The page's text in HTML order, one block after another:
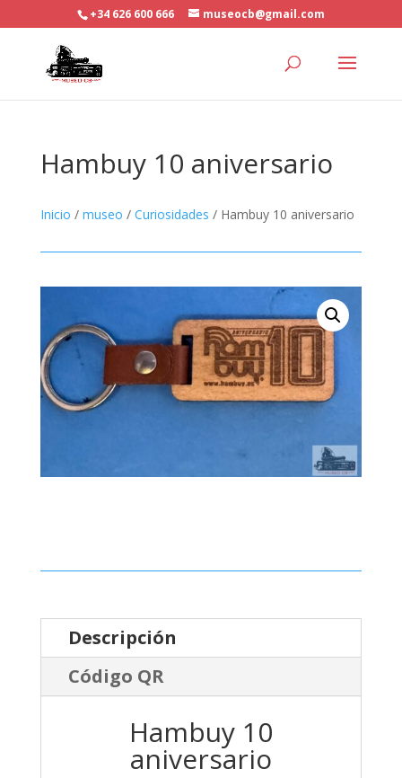
+34 626 600 666 museocb@gmail.com
Hambuy 10 aniversario
Inicio / museo / Curiosidades / Hambuy 10 aniversario
Descripción
Código QR
Hambuy 10
aniversario